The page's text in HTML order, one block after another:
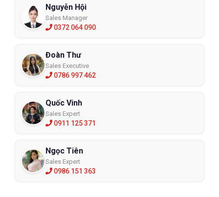
Nguyễn Hội
Sales Manager
0372 064 090
Đoàn Thư
Sales Executive
0786 997 462
Quốc Vinh
Sales Expert
0911 125 371
Ngọc Tiên
Sales Expert
0986 151 363